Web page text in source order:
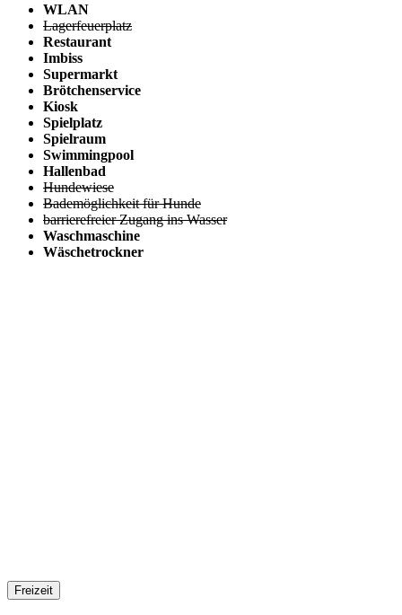
WLAN
Lagerfeuerplatz
Restaurant
Imbiss
Supermarkt
Brötchenservice
Kiosk
Spielplatz
Spielraum
Swimmingpool
Hallenbad
Hundewiese
Bademöglichkeit für Hunde
barrierefreier Zugang ins Wasser
Waschmaschine
Wäschetrockner
Freizeit